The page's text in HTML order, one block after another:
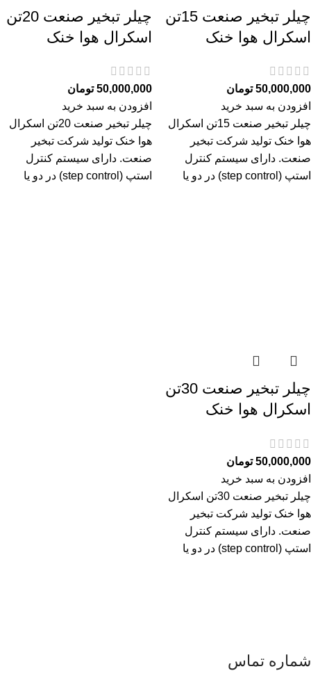
چیلر تبخیر صنعت 15تن
اسکرال هوا خنک
50,000,000 تومان
افزودن به سبد خرید
چیلر تبخیر صنعت 15تن اسکرال
هوا خنک تولید شرکت تبخیر
صنعت. دارای سیستم کنترل
استپ (step control) در دو یا
چیلر تبخیر صنعت 20تن
اسکرال هوا خنک
50,000,000 تومان
افزودن به سبد خرید
چیلر تبخیر صنعت 20تن اسکرال
هوا خنک تولید شرکت تبخیر
صنعت. دارای سیستم کنترل
استپ (step control) در دو یا
چیلر تبخیر صنعت 30تن
اسکرال هوا خنک
50,000,000 تومان
افزودن به سبد خرید
چیلر تبخیر صنعت 30تن اسکرال
هوا خنک تولید شرکت تبخیر
صنعت. دارای سیستم کنترل
استپ (step control) در دو یا
شماره تماس